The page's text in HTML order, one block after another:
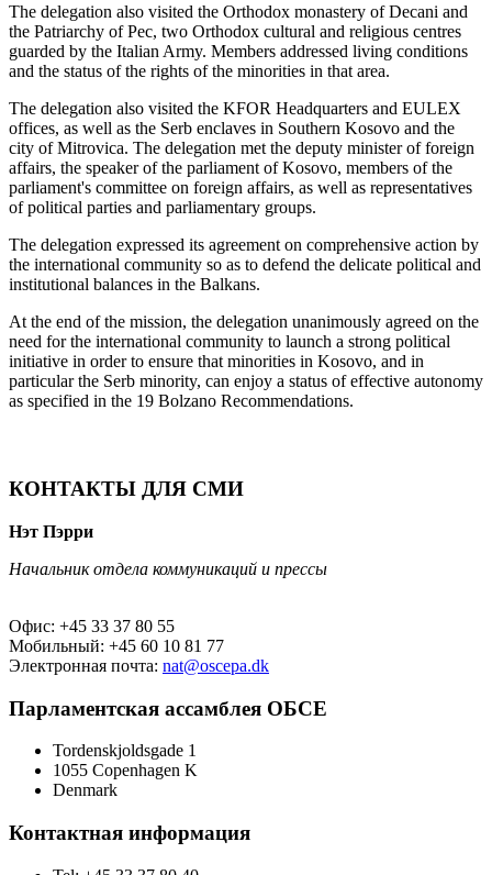
The delegation also visited the Orthodox monastery of Decani and
the Patriarchy of Pec, two Orthodox cultural and religious centres
guarded by the Italian Army. Members addressed living conditions
and the status of the rights of the minorities in that area.
The delegation also visited the KFOR Headquarters and EULEX
offices, as well as the Serb enclaves in Southern Kosovo and the
city of Mitrovica. The delegation met the deputy minister of foreign
affairs, the speaker of the parliament of Kosovo, members of the
parliament's committee on foreign affairs, as well as representatives
of political parties and parliamentary groups.
The delegation expressed its agreement on comprehensive action by
the international community so as to defend the delicate political and
institutional balances in the Balkans.
At the end of the mission, the delegation unanimously agreed on the
need for the international community to launch a strong political
initiative in order to ensure that minorities in Kosovo, and in
particular the Serb minority, can enjoy a status of effective autonomy
as specified in the 19 Bolzano Recommendations.
КОНТАКТЫ ДЛЯ СМИ
Нэт Пэрри
Начальник отдела коммуникаций и прессы
Офис: +45 33 37 80 55
Мобильный: +45 60 10 81 77
Электронная почта: nat@oscepa.dk
Парламентская ассамблея ОБСЕ
Tordenskjoldsgade 1
1055 Copenhagen K
Denmark
Контактная информация